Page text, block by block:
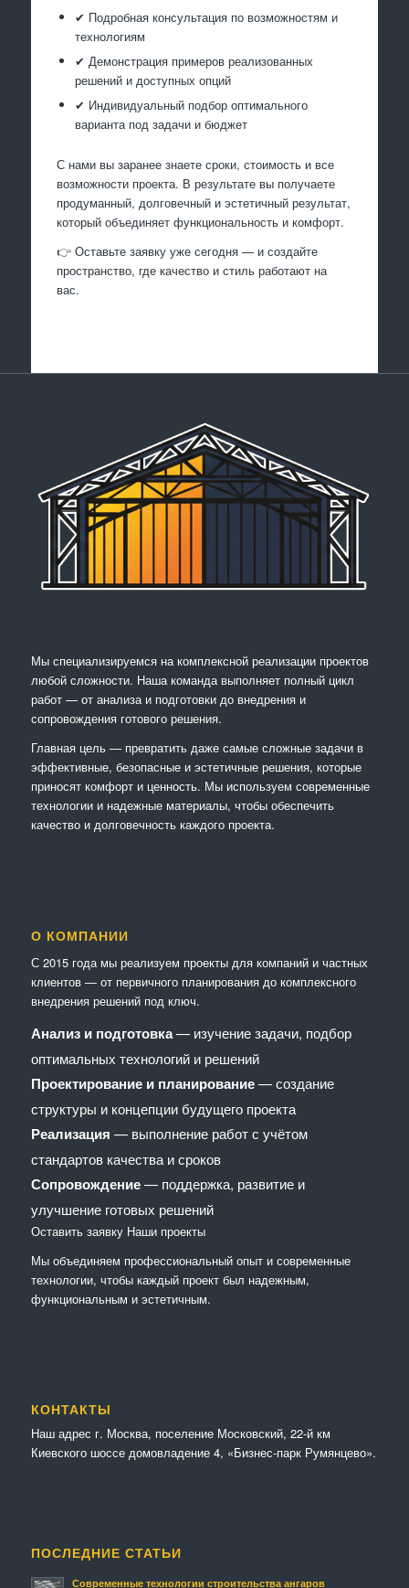
✔ Подробная консультация по возможностям и
технологиям
✔ Демонстрация примеров реализованных
решений и доступных опций
✔ Индивидуальный подбор оптимального
варианта под задачи и бюджет
С нами вы заранее знаете сроки, стоимость и все
возможности проекта. В результате вы получаете
продуманный, долговечный и эстетичный результат,
который объединяет функциональность и комфорт.
👉 Оставьте заявку уже сегодня — и создайте
пространство, где качество и стиль работают на
вас.
Мы специализируемся на комплексной реализации проектов
любой сложности. Наша команда выполняет полный цикл
работ — от анализа и подготовки до внедрения и
сопровождения готового решения.
Главная цель — превратить даже самые сложные задачи в
эффективные, безопасные и эстетичные решения, которые
приносят комфорт и ценность. Мы используем современные
технологии и надежные материалы, чтобы обеспечить
качество и долговечность каждого проекта.
О КОМПАНИИ
С 2015 года мы реализуем проекты для компаний и частных
клиентов — от первичного планирования до комплексного
внедрения решений под ключ.
Анализ и подготовка— изучение задачи, подбор
оптимальных технологий и решений
Проектирование и планирование— создание
структуры и концепции будущего проекта
Реализация — выполнение работ с учётом
стандартов качества и сроков
Сопровождение— поддержка, развитие и
улучшение готовых решений
Оставить заявку Наши проекты
Мы объединяем профессиональный опыт и современные
технологии, чтобы каждый проект был надежным,
функциональным и эстетичным.
КОНТАКТЫ
Наш адрес г. Москва, поселение Московский, 22-й км
Киевского шоссе домовладение 4, «Бизнес-парк Румянцево».
ПОСЛЕДНИЕ СТАТЬИ
Современные технологии строительства ангаров